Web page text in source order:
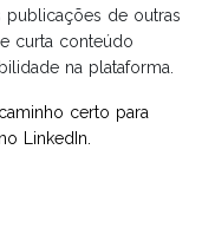
publicações de outras
curta conteúdo
na plataforma.
certo para
LinkedIn.